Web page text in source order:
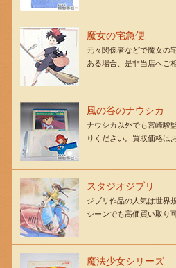
魔女の宅急便
元々関係者などで魔女の
ある場合、是非当店へご
風の谷のナウシカ
ナウシカ以外でも宮崎駿
りください。買取価格は
スタジオジブリ
ジブリ作品の人気は世界
シーンでも高価買い取り
魔法少女シリーズ